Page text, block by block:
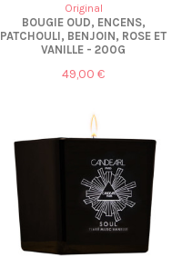
Original
BOUGIE OUD, ENCENS,
PATCHOULI, BENJOIN, ROSE ET
VANILLE - 200G
49,00 €